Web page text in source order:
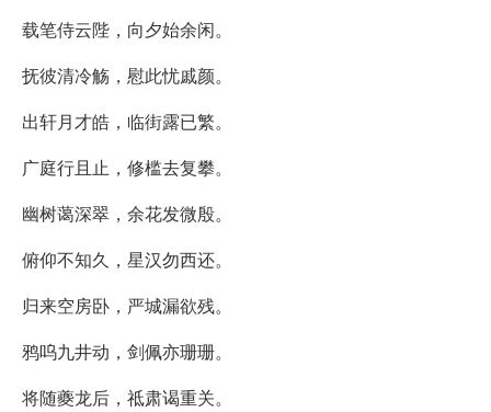
载笔侍云陛，向夕始余闲。
抚彼清冷觞，慰此忧戚颜。
出轩月才皓，临街露已繁。
广庭行且止，修槛去复攀。
幽树蔼深翠，余花发微殷。
俯仰不知久，星汉勿西还。
归来空房卧，严城漏欲残。
鸦呜九井动，剑佩亦珊珊。
将随夔龙后，祗肃谒重关。